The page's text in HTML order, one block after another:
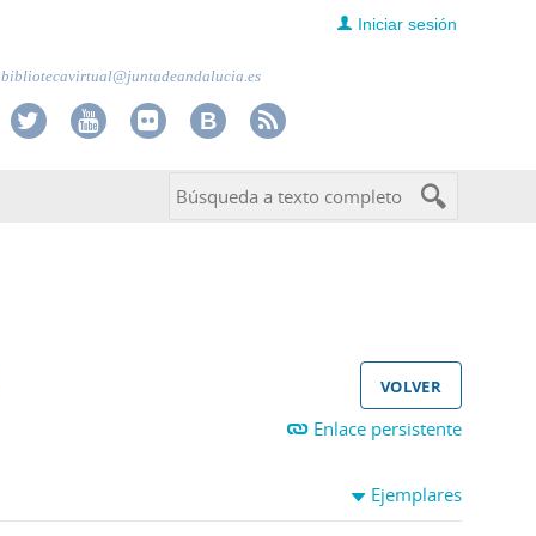
Iniciar sesión
bibliotecavirtual@juntadeandalucia.es
volver
Enlace persistente
Ejemplares